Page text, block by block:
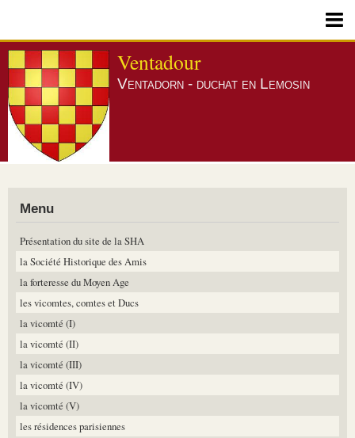
Page d'accueil
Contact
Blog
Livre d'or
Ventadour
Ventadorn - duchat en Lemosin
Menu
Présentation du site de la SHA
la Société Historique des Amis
la forteresse du Moyen Age
les vicomtes, comtes et Ducs
la vicomté (I)
la vicomté (II)
la vicomté (III)
la vicomté (IV)
la vicomté (V)
les résidences parisiennes